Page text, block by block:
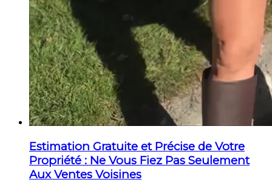
Estimation Gratuite et Précise de Votre
Propriété : Ne Vous Fiez Pas Seulement
Aux Ventes Voisines